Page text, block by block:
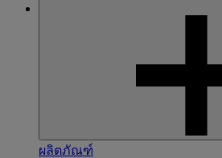
ผลิตภัณฑ์